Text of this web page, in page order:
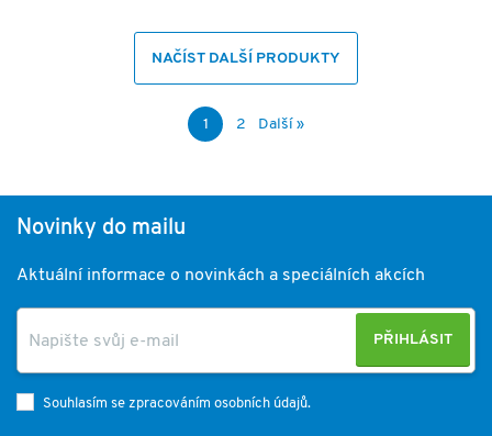
NAČÍST DALŠÍ PRODUKTY
1 2 Další »
Novinky do mailu
Aktuální informace o novinkách a speciálních akcích
PŘIHLÁSIT
Souhlasím se zpracováním osobních údajů.